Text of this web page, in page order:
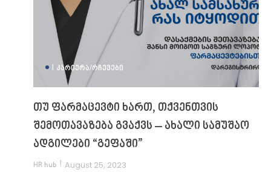
| ᲙᲐᲠᲘᲔᲠᲐ/ᲠᲩᲔᲕᲔᲑᲘ
თუ ფარმაცევტი ხართ, თქვენთვის
შემოთავაზება გვაქვს – ახალი სამუშაო
ადგილები “გეფაში”
HR hub | August 25, 2023